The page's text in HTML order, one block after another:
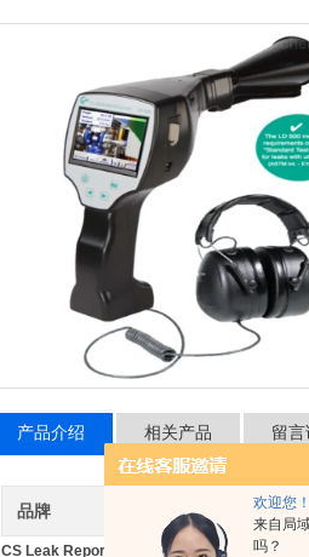
欢迎您！
来自局
吗？
产品介绍 相关产品 留言
品牌 其他品牌
CS Leak Reporter -
LD 500/510测量泄漏